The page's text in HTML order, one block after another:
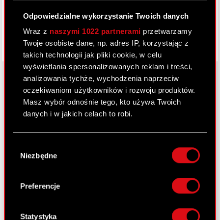
Odpowiedzialne wykorzystanie Twoich danych
Wraz z naszymi 1022 partnerami przetwarzamy
Twoje osobiste dane, np. adres IP, korzystając z
takich technologii jak pliki cookie, w celu
wyświetlania spersonalizowanych reklam i treści,
analizowania tychże, wychodzenia naprzeciw
oczekiwaniom użytkowników i rozwoju produktów.
Masz wybór odnośnie tego, kto używa Twoich
danych i w jakich celach to robi.
lokalizacji geograficznej z dokładnością nawet
Identyfikować Twoje urządzenie, aktywnie
analizując charakteryzującego je zbiory
palca)
zgody
Niezbędne
Preferencje
Statystyka
O CD PROJEKT
Grupa Kapitałowa
Inwestorzy
Kariera